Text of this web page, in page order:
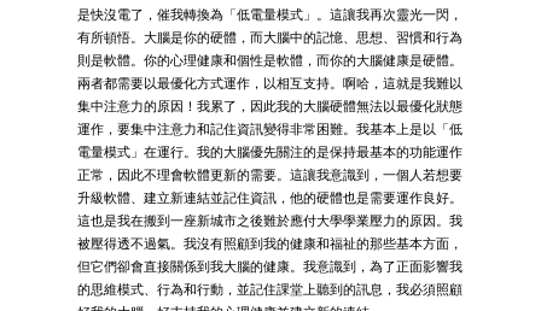
是快沒電了，催我轉換為「低電量模式」。這讓我再次靈光一閃，
有所頓悟。大腦是你的硬體，而大腦中的記憶、思想、習慣和行為
則是軟體。你的心理健康和個性是軟體，而你的大腦健康是硬體。
兩者都需要以最優化方式運作，以相互支持。啊哈，這就是我難以
集中注意力的原因！我累了，因此我的大腦硬體無法以最優化狀態
運作，要集中注意力和記住資訊變得非常困難。我基本上是以「低
電量模式」在運行。我的大腦優先關注的是保持最基本的功能運作
正常，因此不理會軟體更新的需要。這讓我意識到，一個人若想要
升級軟體、建立新連結並記住資訊，他的硬體也是需要運作良好。
這也是我在搬到一座新城市之後難於應付大學學業壓力的原因。我
被壓得透不過氣。我沒有照顧到我的健康和福祉的那些基本方面，
但它們卻會直接關係到我大腦的健康。我意識到，為了正面影響我
的思維模式、行為和行動，並記住課堂上聽到的訊息，我必須照顧